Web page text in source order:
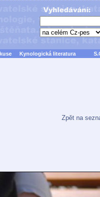
Kynologická literatura
Zpět na